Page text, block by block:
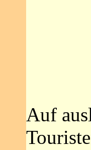
Auf